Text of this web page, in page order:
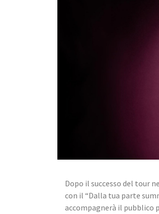
Dopo il successo del tour
con il “Dalla tua parte
accompagnerà il pubblico